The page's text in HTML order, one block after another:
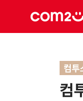
컴투
컴